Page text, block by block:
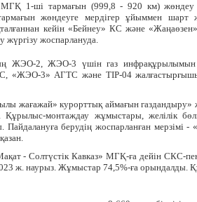
МГҚ 1-ші тармағын (999,8 - 920 км) жөндеу
жөндеуге мердігер ұйыммен шарт
кейін «Бейнеу» КС және
жоспарлануда.
ЖЭО-2, ЖЭО-3 үшін газ
«ЖЭО-3» АГТС және TIP-04
жағажай» курорттық аймағын газдандыру»
монтаждау жұмыстары, желілік
берудің жоспарланған мерзімі
- Солтүстік Кавказ» МГҚ-ға дейін СКС-
ж. наурыз. Жұмыстар 74,5%-ға орындалды.